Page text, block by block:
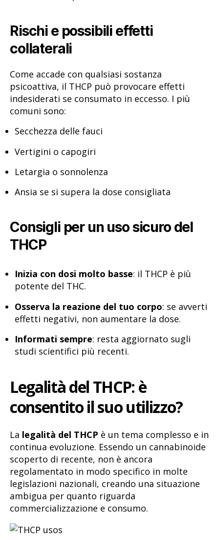
Rischi e possibili effetti
collaterali
Come accade con qualsiasi sostanza
psicoattiva, il THCP può provocare effetti
indesiderati se consumato in eccesso. I più
comuni sono:
Secchezza delle fauci
Vertigini o capogiri
Letargia o sonnolenza
Ansia se si supera la dose consigliata
Consigli per un uso sicuro del
THCP
Inizia con dosi molto basse: il THCP è più
potente del THC.
Osserva la reazione del tuo corpo: se avverti
effetti negativi, non aumentare la dose.
Informati sempre: resta aggiornato sugli
studi scientifici più recenti.
Legalità del THCP: è
consentito il suo utilizzo?
La legalità del THCP è un tema complesso e in
continua evoluzione. Essendo un cannabinoide
scoperto di recente, non è ancora
regolamentato in modo specifico in molte
legislazioni nazionali, creando una situazione
ambigua per quanto riguarda
commercializzazione e consumo.